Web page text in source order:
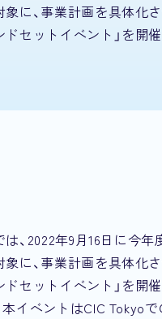
に、事業計画を具体化
セットイベント」を開
、2022年9月16日に今
に、事業計画を具体化
セットイベント」を開
イベントはCIC Tokyo